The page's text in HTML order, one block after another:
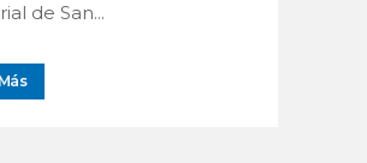
de San...